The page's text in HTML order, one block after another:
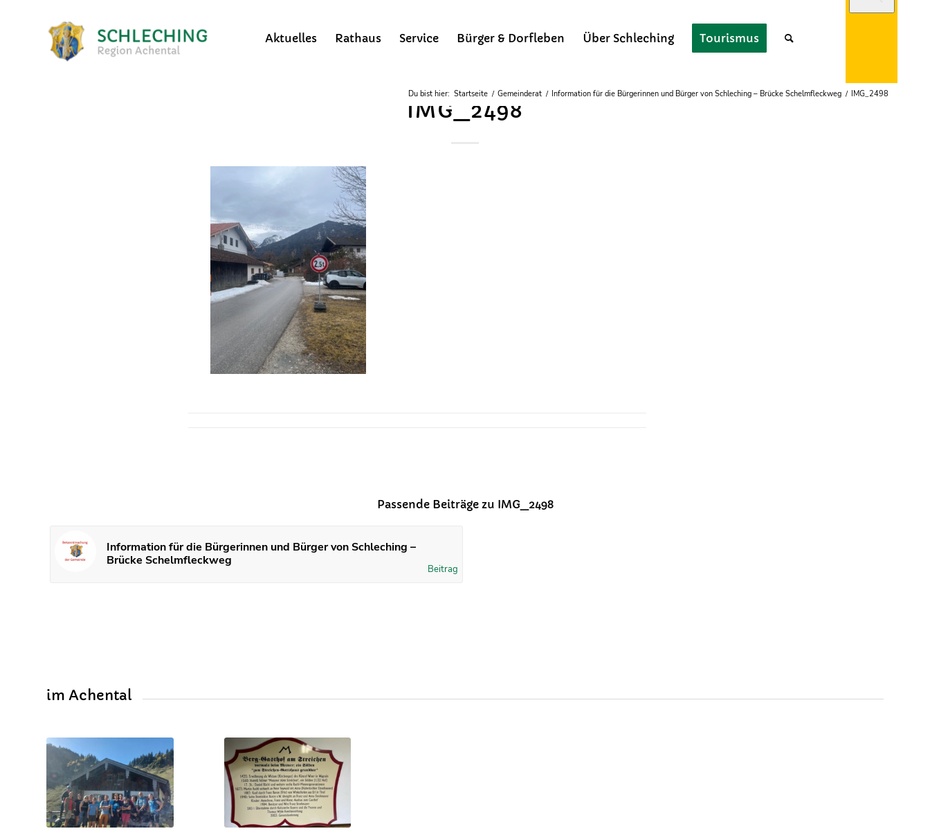
Aktuelles Rathaus Service Bürger & Dorfleben Über Schleching Tourismus
Du bist hier: Startseite / Gemeinderat / Information für die Bürgerinnen und Bürger von Schleching – Brücke Schelmfleckweg / IMG_2498
IMG_2498
Passende Beiträge zu IMG_2498
Information für die Bürgerinnen und Bürger von Schleching –
Brücke Schelmfleckweg
Beitrag
im Achental